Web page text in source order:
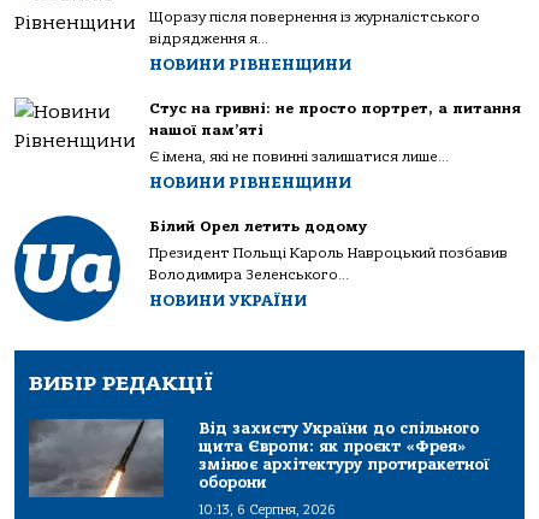
Щоразу після повернення із журналістського
відрядження я...
НОВИНИ РІВНЕНЩИНИ
Стус на гривні: не просто портрет, а питання
нашої пам’яті
Є імена, які не повинні залишатися лише...
НОВИНИ РІВНЕНЩИНИ
Білий Орел летить додому
Президент Польщі Кароль Навроцький позбавив
Володимира Зеленського...
НОВИНИ УКРАЇНИ
ВИБІР РЕДАКЦІЇ
Від захисту України до спільного
щита Європи: як проєкт «Фрея»
змінює архітектуру протиракетної
оборони
10:13, 6 Серпня, 2026